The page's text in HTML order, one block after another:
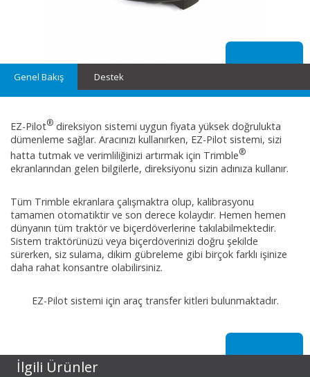
1 2 3
Genel Bakış Destek
EZ-Pilot® direksiyon sistemi uygun fiyata yüksek doğrulukta
dümenleme sağlar. Aracınızı kullanırken, EZ-Pilot sistemi, sizi
hatta tutmak ve verimliliğinizi artırmak için Trimble®
ekranlarından gelen bilgilerle, direksiyonu sizin adınıza kullanır.
Tüm Trimble ekranlara çalışmaktra olup, kalibrasyonu
tamamen otomatiktir ve son derece kolaydır. Hemen hemen
dünyanın tüm traktör ve biçerdöverlerine takılabilmektedir.
Sistem traktörünüzü veya biçerdöverinizi doğru şekilde
sürerken, siz sulama, dikim gübreleme gibi birçok farklı işinize
daha rahat konsantre olabilirsiniz.
EZ-Pilot sistemi için araç transfer kitleri bulunmaktadır.
İlgili Ürünler